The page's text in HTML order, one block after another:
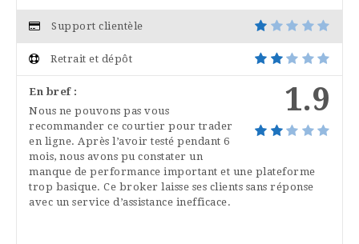
Support clientèle
Retrait et dépôt
1.9
En bref :
Nous ne pouvons pas vous
recommander ce courtier pour trader
en ligne. Après l’avoir testé pendant 6
mois, nous avons pu constater un
manque de performance important et une plateforme
trop basique. Ce broker laisse ses clients sans réponse
avec un service d’assistance inefficace.